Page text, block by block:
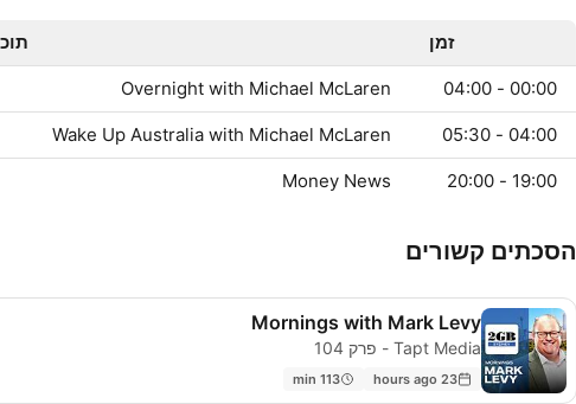
זמן
00:00 - 04:00
Overnight with Michael McLaren
04:00 - 05:30
Wake Up Australia with Michael McLaren
19:00 - 20:00
Money News
הסכתים קשורים
Mornings with Mark Levy
Tapt Media - פרק 104
23 hours ago
113 min